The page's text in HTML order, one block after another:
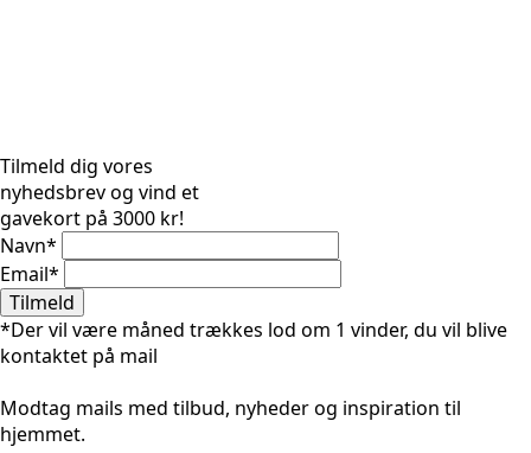
Tilmeld dig vores
nyhedsbrev og vind et
gavekort på 3000 kr!
Navn*
Email*
Tilmeld
*Der vil være måned trækkes lod om 1 vinder, du vil blive
kontaktet på mail
Modtag mails med tilbud, nyheder og inspiration til
hjemmet.